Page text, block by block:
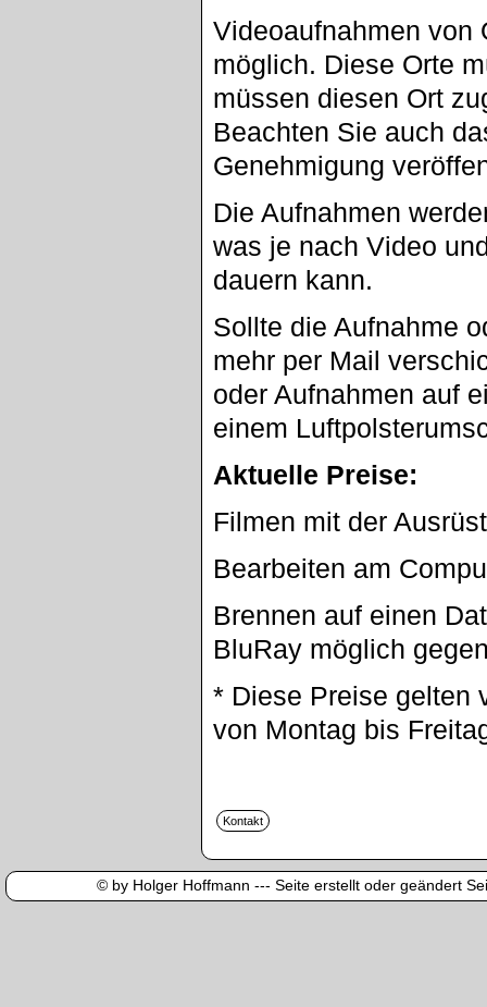
Videoaufnahmen von
möglich. Diese Orte
müssen diesen Ort
Beachten Sie auch
Genehmigung
Die Aufnahmen
was je nach Video
dauern kann.
Sollte die Aufnahme
mehr per Mail
oder Aufnahmen auf
einem
Aktuelle Preise:
Filmen mit der
Bearbeiten am
Brennen auf einen
BluRay möglich
* Diese Preise gelten
von Montag bis
© by Holger Hoffmann --- Seite erstellt oder geändert